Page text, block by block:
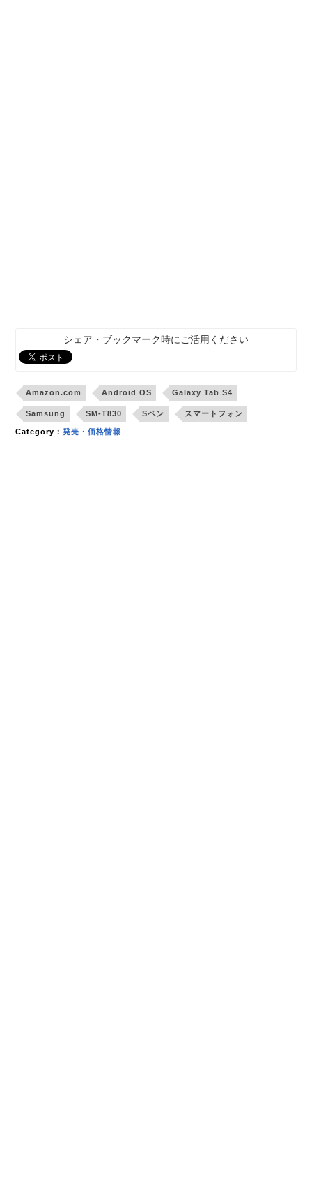
シェア・ブックマーク時にご活用ください
Amazon.com Android OS Galaxy Tab S4
Samsung SM-T830 Sペン スマートフォン
Category：発売・価格情報